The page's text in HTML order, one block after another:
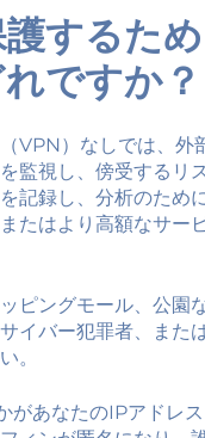
するた
ですか？
VPN）なしでは、外
監視し、傍受するリ
記録し、分析のため
たはより高額なサー
ピングモール、公園
イバー犯罪者、また
。
あなたのIPアドレ